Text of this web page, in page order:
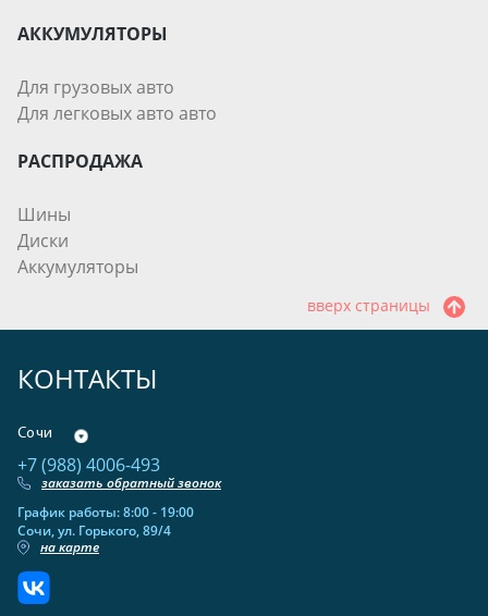
АККУМУЛЯТОРЫ
Для грузовых авто
Для легковых авто авто
РАСПРОДАЖА
Шины
Диски
Аккумуляторы
вверх страницы
КОНТАКТЫ
Сочи
+7 (988) 4006-493
заказать обратный звонок
График работы: 8:00 - 19:00
Сочи, ул. Горького, 89/4
на карте